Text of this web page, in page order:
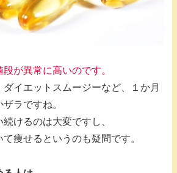
が異常に高いのです。
イエットスムージーなど、１か月
ラですね。
けるのは大変ですし、
痩せるというのも疑問です。